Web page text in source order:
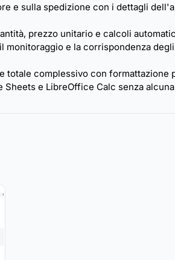
e sulla spedizione con i dettagli
prezzo unitario e calcoli
monitoraggio e la corrispondenza
totale complessivo con
Sheets e LibreOffice Calc senza